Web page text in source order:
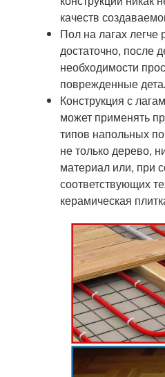
качеств
Пол на лагах легче
достаточно, после
необходимости
поврежденные
Конструкция с
может применять
типов напольных
не только дерево,
материал или, при
соответствующих
керамическая